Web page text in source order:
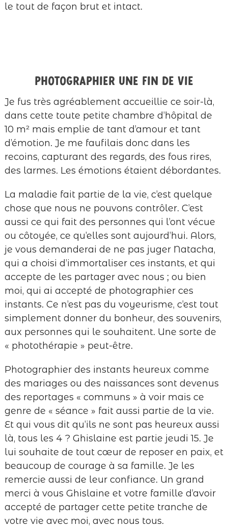
le tout de façon brut et intact.
Photographier une fin de vie
Je fus très agréablement accueillie ce soir-là,
dans cette toute petite chambre d’hôpital de
10 m² mais emplie de tant d’amour et tant
d’émotion. Je me faufilais donc dans les
recoins, capturant des regards, des fous rires,
des larmes. Les émotions étaient débordantes.
La maladie fait partie de la vie, c’est quelque
chose que nous ne pouvons contrôler. C’est
aussi ce qui fait des personnes qui l’ont vécue
ou côtoyée, ce qu’elles sont aujourd’hui. Alors,
je vous demanderai de ne pas juger Natacha,
qui a choisi d’immortaliser ces instants, et qui
accepte de les partager avec nous ; ou bien
moi, qui ai accepté de photographier ces
instants. Ce n’est pas du voyeurisme, c’est tout
simplement donner du bonheur, des souvenirs,
aux personnes qui le souhaitent. Une sorte de
« photothérapie » peut-être.
Photographier des instants heureux comme
des mariages ou des naissances sont devenus
des reportages « communs » à voir mais ce
genre de « séance » fait aussi partie de la vie.
Et qui vous dit qu’ils ne sont pas heureux aussi
là, tous les 4 ? Ghislaine est partie jeudi 15. Je
lui souhaite de tout cœur de reposer en paix, et
beaucoup de courage à sa famille. Je les
remercie aussi de leur confiance. Un grand
merci à vous Ghislaine et votre famille d’avoir
accepté de partager cette petite tranche de
votre vie avec moi, avec nous tous.